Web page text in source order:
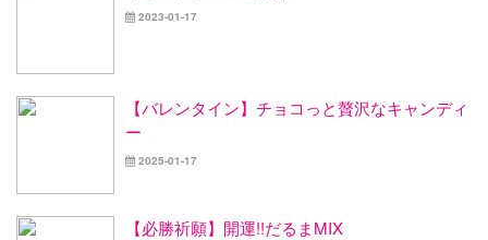
2023-01-17
【バレンタイン】チョコっと贅沢なキャンディ
ー
2025-01-17
【必勝祈願】開運!!だるまMIX